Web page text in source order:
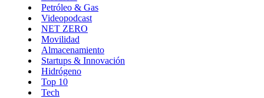
Petróleo & Gas
Videopodcast
NET ZERO
Movilidad
Almacenamiento
Startups & Innovación
Hidrógeno
Top 10
Tech